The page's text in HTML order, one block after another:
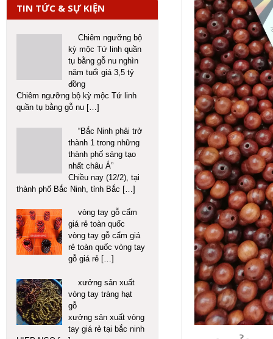
TIN TỨC & SỰ KIỆN
Chiêm ngưỡng bộ
kỳ mộc Tứ linh quần
tụ bằng gỗ nu nghìn
năm tuổi giá 3,5 tỷ
đồng
Chiêm ngưỡng bộ kỳ mộc Tứ linh
quần tụ bằng gỗ nu […]
“Bắc Ninh phải trở
thành 1 trong những
thành phố sáng tạo
nhất châu Á”
Chiều nay (12/2), tại
thành phố Bắc Ninh, tỉnh Bắc […]
vòng tay gỗ cẩm
giá rẻ toàn quốc
vòng tay gỗ cẩm giá
rẻ toàn quốc vòng tay
gỗ giá rẻ […]
xưởng sản xuất
vòng tay tràng hạt
gỗ
xưởng sản xuất vòng
tay giá rẻ tại bắc ninh